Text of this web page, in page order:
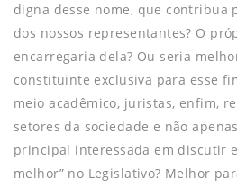
digna desse nome, que contribua
dos nossos representantes? O
encarregaria dela? Ou seria
constituinte exclusiva para esse
meio acadêmico, juristas, enfim,
setores da sociedade e não
principal interessada em discutir
melhor” no Legislativo? Melhor